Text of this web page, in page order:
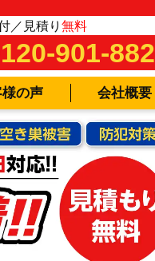
／見積り 無料
901-882
の声 会社概要